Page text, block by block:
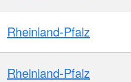
Rheinland-Pfalz
Rheinland-Pfalz